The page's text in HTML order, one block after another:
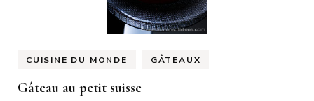
CUISINE DU MONDE GÂTEAUX
Gâteau au petit suisse